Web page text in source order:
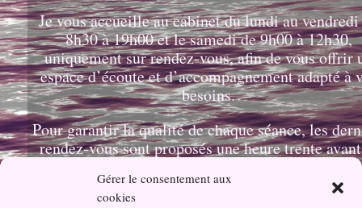
Gérer le consentement aux
cookies
Je vous accueille au cabinet du lundi au
8h30 à 19h00 et le samedi de 9h00 à 12h30,
uniquement sur rendez-vous, afin de vous offrir
espace d’écoute et d’accompagnement adapté à
besoins.
Pour garantir la qualité de chaque séance, les
rendez-vous sont proposés une heure trente